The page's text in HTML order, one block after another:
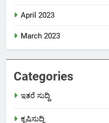
April 2023
March 2023
Categories
ಇತರೆ ಸುದ್ದಿ
ಕೃಷಿಸುದ್ದಿ